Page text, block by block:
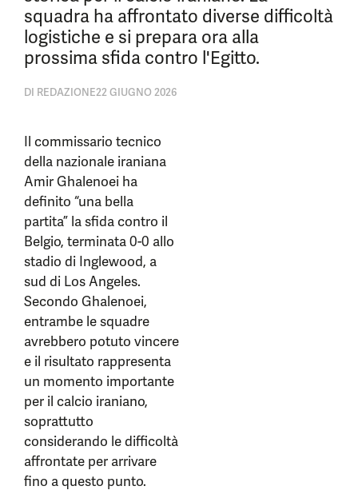
squadra ha affrontato diverse difficoltà
logistiche e si prepara ora alla
prossima sfida contro l'Egitto.
DI REDAZIONE22 GIUGNO 2026
Il commissario tecnico
della nazionale iraniana
Amir Ghalenoei ha
definito “una bella
partita” la sfida contro il
Belgio, terminata 0-0 allo
stadio di Inglewood, a
sud di Los Angeles.
Secondo Ghalenoei,
entrambe le squadre
avrebbero potuto vincere
e il risultato rappresenta
un momento importante
per il calcio iraniano,
soprattutto
considerando le difficoltà
affrontate per arrivare
fino a questo punto.